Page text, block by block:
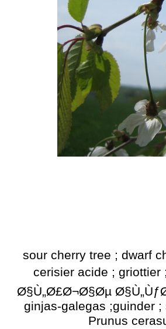
sour cherry tree ; dwarf
cerisier acide ; griottier
Ø§Ù„Ø£Ø¬Ø§Øµ
ginjas-galegas ;guinder ;
Prunus